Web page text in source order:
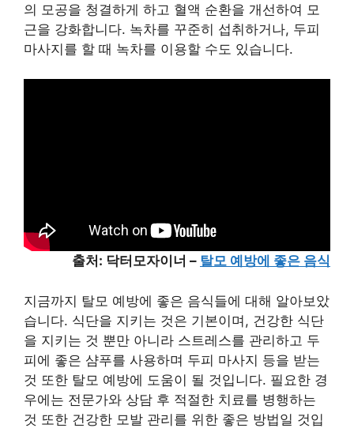
의 모공을 청결하게 하고 혈액 순환을 개선하여 모
근을 강화합니다. 녹차를 꾸준히 섭취하거나, 두피
마사지를 할 때 녹차를 이용할 수도 있습니다.
출처: 닥터모자이너 – 탈모 예방에 좋은 음식
지금까지 탈모 예방에 좋은 음식들에 대해 알아보았
습니다. 식단을 지키는 것은 기본이며, 건강한 식단
을 지키는 것 뿐만 아니라 스트레스를 관리하고 두
피에 좋은 샴푸를 사용하며 두피 마사지 등을 받는
것 또한 탈모 예방에 도움이 될 것입니다. 필요한 경
우에는 전문가와 상담 후 적절한 치료를 병행하는
것 또한 건강한 모발 관리를 위한 좋은 방법일 것입